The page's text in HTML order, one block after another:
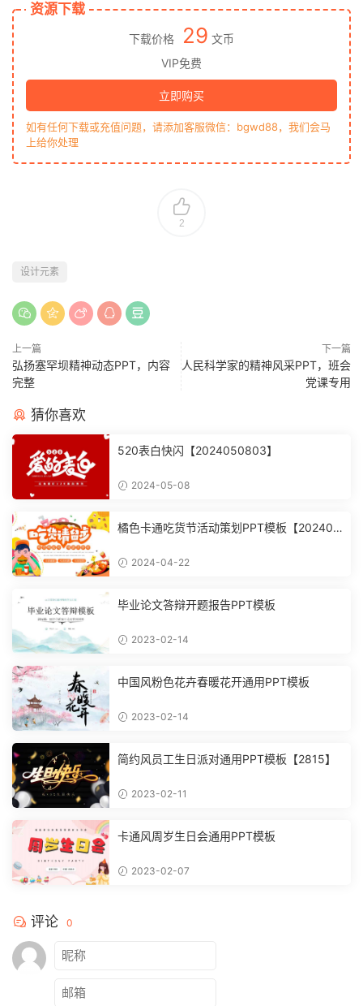
资源下载
下载价格 29 文币
VIP免费
立即购买
如有任何下载或充值问题，请添加客服微信：bgwd88，我们会马
上给你处理
2
设计元素
上一篇
弘扬塞罕坝精神动态PPT，内容
完整
下一篇
人民科学家的精神风采PPT，班会
党课专用
猜你喜欢
520表白快闪【2024050803】
2024-05-08
橘色卡通吃货节活动策划PPT模板【202404
2024-04-22
毕业论文答辩开题报告PPT模板
2023-02-14
中国风粉色花卉春暖花开通用PPT模板
2023-02-14
简约风员工生日派对通用PPT模板【2815】
2023-02-11
卡通风周岁生日会通用PPT模板
2023-02-07
评论 0